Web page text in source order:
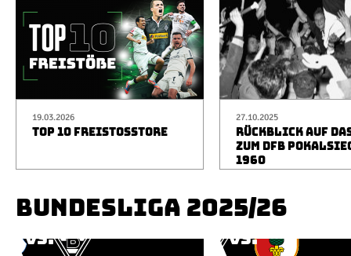
19.03.2026
TOP 10 FREISTOSSTORE
27.10.2025
RÜCKBLICK AUF
ZUM DFB
1960
BUNDESLIGA 2025/26